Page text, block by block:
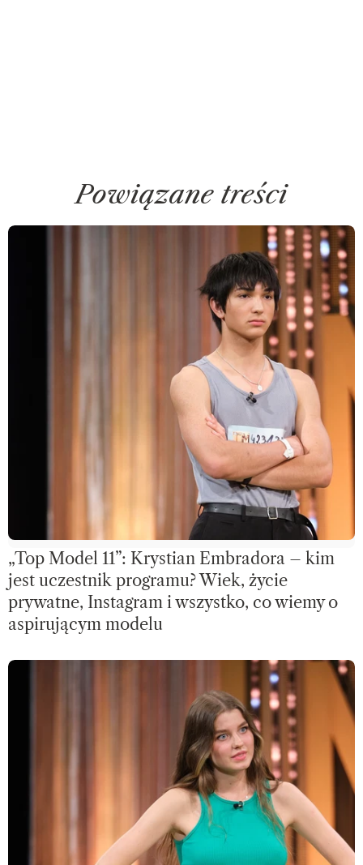
Powiązane treści
„Top Model 11”: Krystian Embradora – kim
jest uczestnik programu? Wiek, życie
prywatne, Instagram i wszystko, co wiemy o
aspirującym modelu